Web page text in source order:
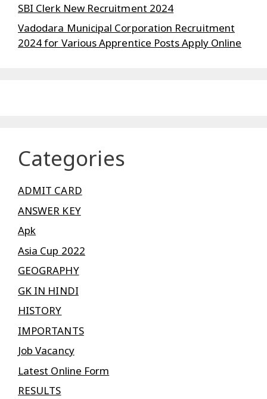
SBI Clerk New Recruitment 2024
Vadodara Municipal Corporation Recruitment
2024 for Various Apprentice Posts Apply Online
Categories
ADMIT CARD
ANSWER KEY
Apk
Asia Cup 2022
GEOGRAPHY
GK IN HINDI
HISTORY
IMPORTANTS
Job Vacancy
Latest Online Form
RESULTS